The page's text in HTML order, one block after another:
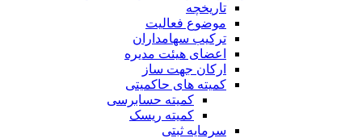
تاریخچه
موضوع فعالیت
ترکیب سهامداران
اعضای هیئت مدیره
ارکان جهت ساز
کمیته های حاکمیتی
کمیته حسابرسی
کمیته ریسک
سرمایه ثبتی